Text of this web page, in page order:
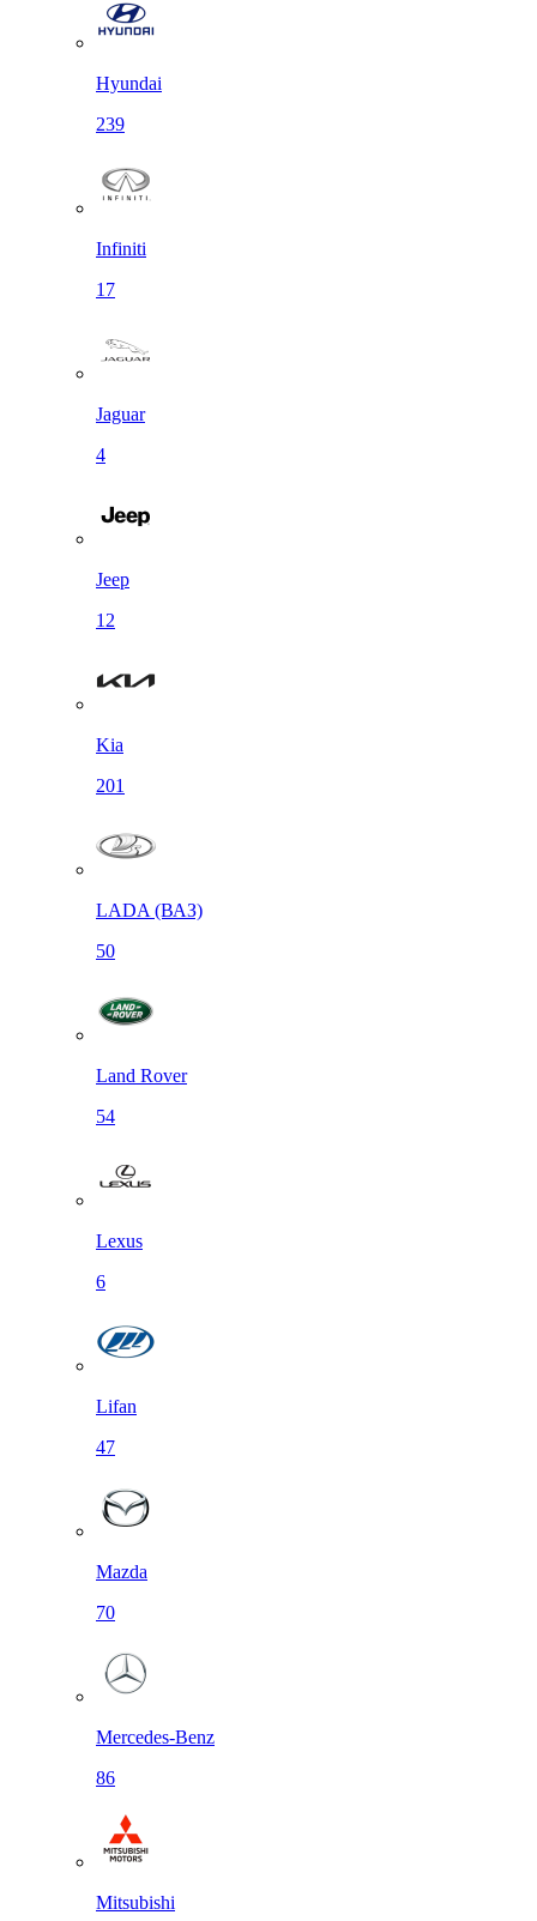
Hyundai
239
Infiniti
17
Jaguar
4
Jeep
12
Kia
201
LADA (ВАЗ)
50
Land Rover
54
Lexus
6
Lifan
47
Mazda
70
Mercedes-Benz
86
Mitsubishi